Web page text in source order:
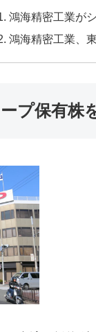
鴻海精密工業が
鴻海精密工業、
プ保有株